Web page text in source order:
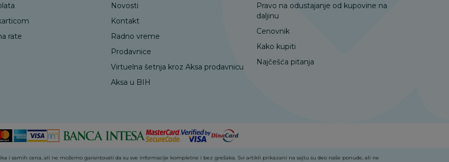
rate
Novosti
Kontakt
Radno vreme
Prodavnice
Virtuelna šetnja kroz Aksa prodavnicu
Aksa u BIH
Pravo na odustajanje od kupovine na
daljinu
Cenovnik
Kako kupiti
Najčešća pitanja
i samih cena, ali ne možemo garantovati da su sve informacije kompletne i bez grešaka. Svi artikli prikazani na sajtu su deo naše ponude, ali ne